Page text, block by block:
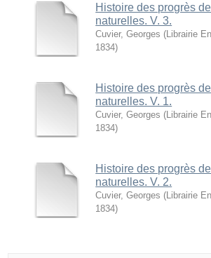
Histoire des progrès
naturelles. V. 3.
Cuvier, Georges ( Librairie
1834)
Histoire des progrès
naturelles. V. 1.
Cuvier, Georges ( Librairie
1834)
Histoire des progrès
naturelles. V. 2.
Cuvier, Georges ( Librairie
1834)